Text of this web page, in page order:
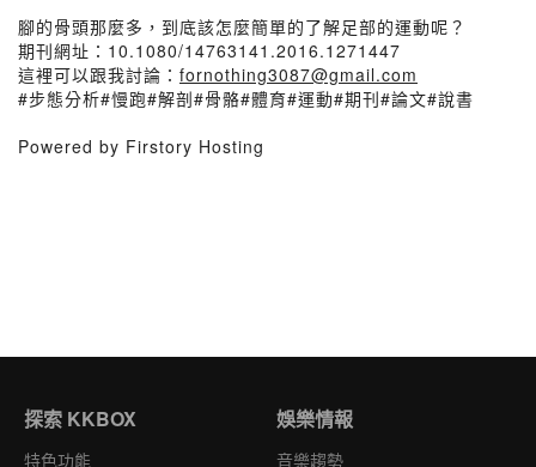
腳的骨頭那麼多，到底該怎麼簡單的了解足部的運動呢？
期刊網址：10.1080/14763141.2016.1271447
這裡可以跟我討論： fornothing3087@gmail.com
#步態分析#慢跑#解剖#骨骼#體育#運動#期刊#論文#說書
Powered by Firstory Hosting
探索 KKBOX
特色功能
娛樂情報
音樂趨勢